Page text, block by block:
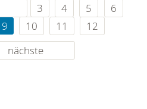
3 4 5
6
9 10 11
12
nächste